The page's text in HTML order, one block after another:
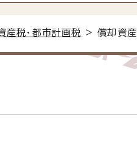
産税・都市計画税 > 償却資産